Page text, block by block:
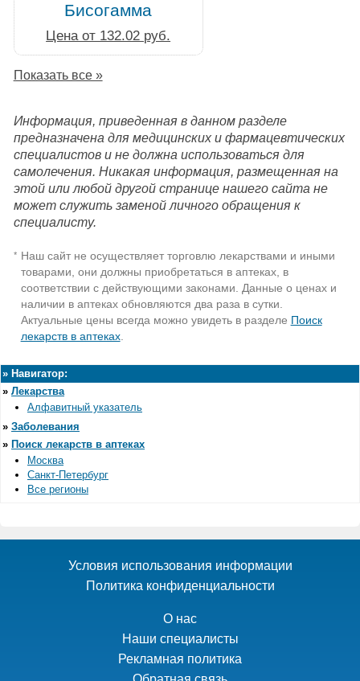
Бисогамма
Цена от 132.02 руб.
Показать все »
Информация, приведенная в данном разделе
предназначена для медицинских и фармацевтических
специалистов и не должна использоваться для
самолечения. Никакая информация, размещенная на
этой или любой другой странице нашего сайта не
может служить заменой личного обращения к
специалисту.
* Наш сайт не осуществляет торговлю лекарствами и иными
товарами, они должны приобретаться в аптеках, в
соответствии с действующими законами. Данные о ценах и
наличии в аптеках обновляются два раза в сутки.
Актуальные цены всегда можно увидеть в разделе Поиск
лекарств в аптеках.
» Навигатор:
» Лекарства
Алфавитный указатель
» Заболевания
» Поиск лекарств в аптеках
Москва
Санкт-Петербург
Все регионы
Условия использования информации
Политика конфиденциальности
О нас
Наши специалисты
Рекламная политика